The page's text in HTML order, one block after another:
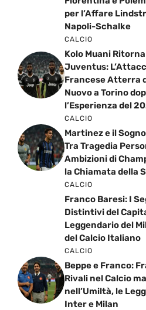
per l’Affare
Napoli-Schalke
CALCIO
Kolo Muani
Juventus:
Francese Atterra
Nuovo a Torino
l’Esperienza del
CALCIO
Martinez e il
Tra Tragedia
Ambizioni di
la Chiamata della
CALCIO
Franco Baresi: I
Distintivi del
Leggendario del
del Calcio Italiano
CALCIO
Beppe e Franco:
Rivali nel Calcio
nell’Umiltà, le
Inter e Milan